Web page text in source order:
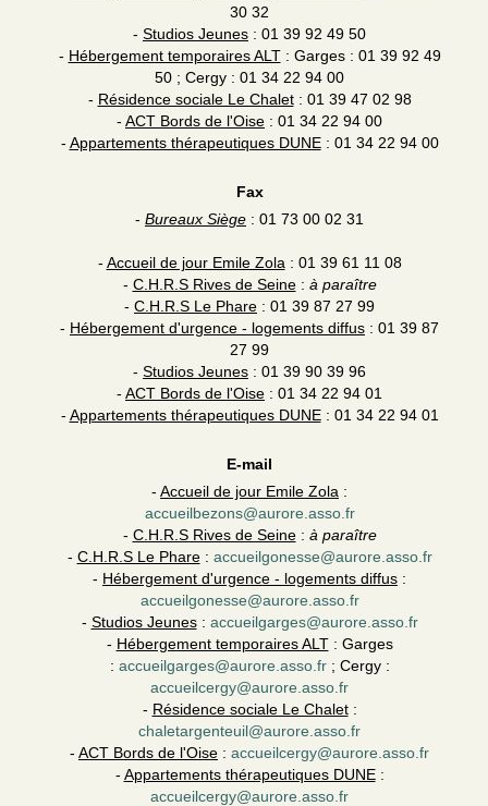
30 32
- Studios Jeunes : 01 39 92 49 50
- Hébergement temporaires ALT: Garges : 01 39 92 49
50 ; Cergy : 01 34 22 94 00
- Résidence sociale Le Chalet: 01 39 47 02 98
- ACT Bords de l'Oise : 01 34 22 94 00
- Appartements thérapeutiques DUNE: 01 34 22 94 00
Fax
- Bureaux Siège : 01 73 00 02 31
- Accueil de jour Emile Zola : 01 39 61 11 08
- C.H.R.S Rives de Seine: à paraître
- C.H.R.S Le Phare : 01 39 87 27 99
- Hébergement d'urgence - logements diffus : 01 39 87
27 99
- Studios Jeunes : 01 39 90 39 96
- ACT Bords de l'Oise : 01 34 22 94 01
- Appartements thérapeutiques DUNE: 01 34 22 94 01
E-mail
- Accueil de jour Emile Zola :
accueilbezons@aurore.asso.fr
- C.H.R.S Rives de Seine: à paraître
- C.H.R.S Le Phare: accueilgonesse@aurore.asso.fr
- Hébergement d'urgence - logements diffus :
accueilgonesse@aurore.asso.fr
- Studios Jeunes: accueilgarges@aurore.asso.fr
- Hébergement temporaires ALT: Garges
: accueilgarges@aurore.asso.fr ; Cergy :
accueilcergy@aurore.asso.fr
- Résidence sociale Le Chalet:
chaletargenteuil@aurore.asso.fr
- ACT Bords de l'Oise : accueilcergy@aurore.asso.fr
- Appartements thérapeutiques DUNE:
accueilcergy@aurore.asso.fr